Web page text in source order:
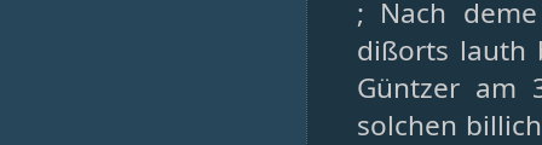
; Nach
dißorts lauth
Güntzer am
solchen